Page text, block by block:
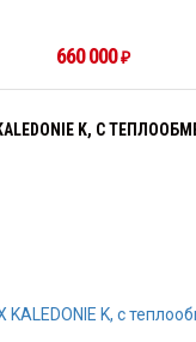
660 000₽
K, С